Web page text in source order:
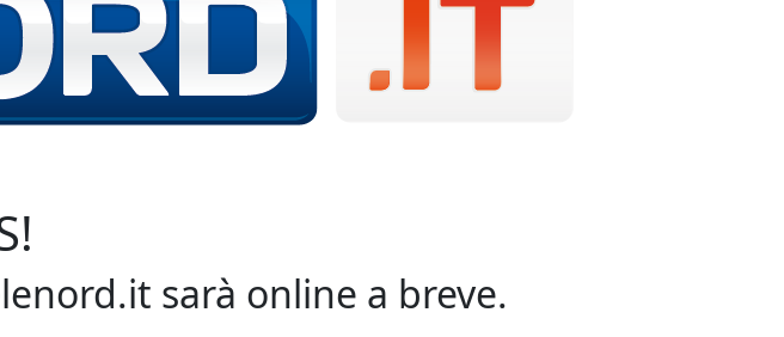
sarà online a breve.